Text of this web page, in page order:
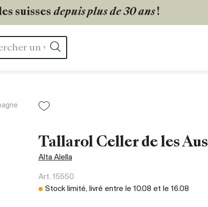
suisses depuis plus de 30 ans!
Tallarol Celler de les Aus
Alta Alella
Art. 15550
Stock limité, livré entre le 10.08 et le 16.08